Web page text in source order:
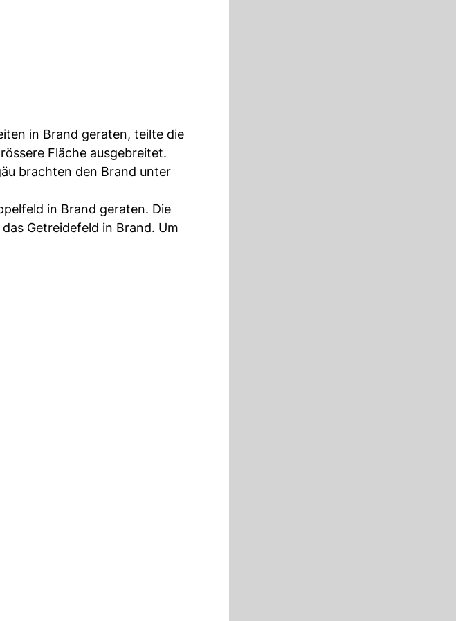
in Brand geraten, teilte die
Fläche ausgebreitet.
brachten den Brand unter
in Brand geraten. Die
Getreidefeld in Brand. Um